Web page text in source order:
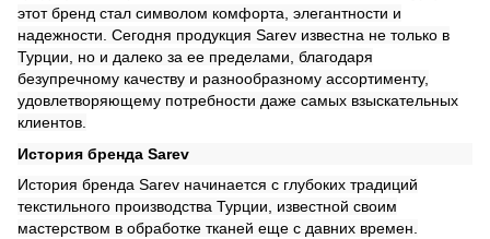
этот бренд стал символом комфорта, элегантности и
надежности. Сегодня продукция Sarev известна не только в
Турции, но и далеко за ее пределами, благодаря
безупречному качеству и разнообразному ассортименту,
удовлетворяющему потребности даже самых взыскательных
клиентов.
История бренда Sarev
История бренда Sarev начинается с глубоких традиций
текстильного производства Турции, известной своим
мастерством в обработке тканей еще с давних времен.